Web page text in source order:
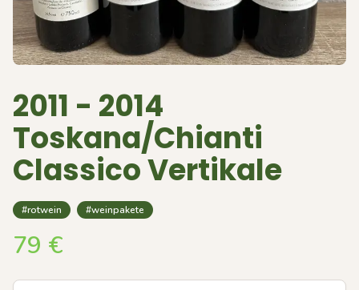
2011 - 2014
Toskana/Chianti
Classico Vertikale
#rotwein #weinpakete
79 €